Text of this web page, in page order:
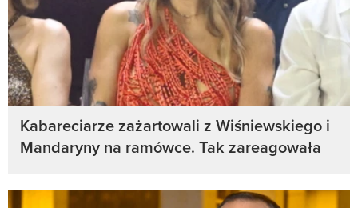
Kabareciarze zażartowali z Wiśniewskiego i
Mandaryny na ramówce. Tak zareagowała